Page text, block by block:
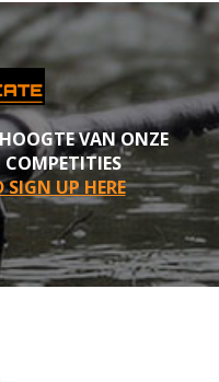
VAN ONZE
COMPETITIES
SIGN UP HERE